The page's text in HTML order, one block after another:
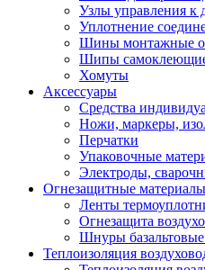
Узлы управления к
Уплотнение
Шины монтажные
Шипы
Хомуты
Аксессуары
Средства
Ножи, маркеры,
Перчатки
Упаковочные
Электроды,
Огнезащитные материалы
Ленты
Огнезащита
Шнуры базальтовые
Теплоизоляция